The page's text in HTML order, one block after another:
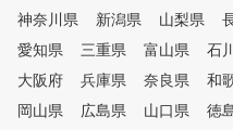
神奈川県
新潟県 山梨県
愛知県
三重県 富山県 石
大阪府
兵庫県 奈良県 和
岡山県
広島県 山口県 徳